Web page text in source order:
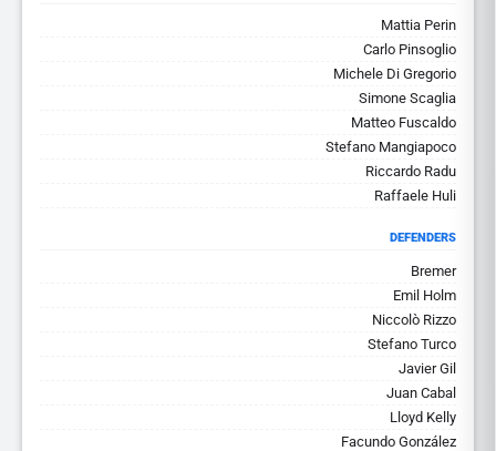
Mattia Perin
Carlo Pinsoglio
Michele Di Gregorio
Simone Scaglia
Matteo Fuscaldo
Stefano Mangiapoco
Riccardo Radu
Raffaele Huli
DEFENDERS
Bremer
Emil Holm
Niccolò Rizzo
Stefano Turco
Javier Gil
Juan Cabal
Lloyd Kelly
Facundo González